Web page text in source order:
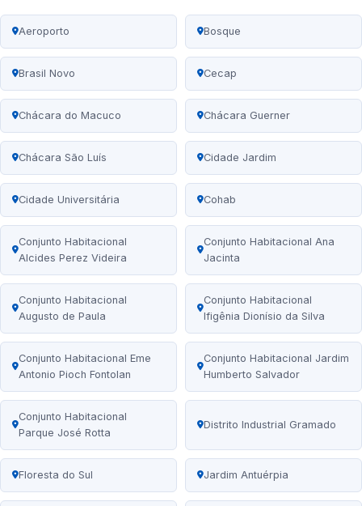
Aeroporto Bosque
Brasil Novo Cecap
Chácara do Macuco Chácara Guerner
Chácara São Luís Cidade Jardim
Cidade Universitária Cohab
Conjunto Habitacional
Alcides Perez Videira
Conjunto Habitacional Ana
Jacinta
Conjunto Habitacional
Augusto de Paula
Conjunto Habitacional
Ifigênia Dionísio da Silva
Conjunto Habitacional Eme
Antonio Pioch Fontolan
Conjunto Habitacional Jardim
Humberto Salvador
Conjunto Habitacional
Parque José Rotta
Distrito Industrial Gramado
Floresta do Sul Jardim Antuérpia